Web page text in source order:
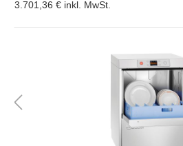
3.701,36 € inkl. MwSt.